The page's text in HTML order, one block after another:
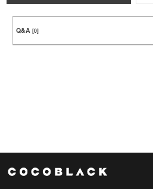
Q&A [0]